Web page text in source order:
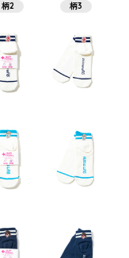
柄2 柄3